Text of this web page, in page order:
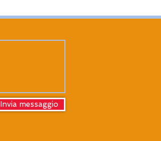
Invia messaggio